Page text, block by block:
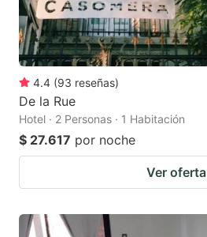
the
keyboard
shortcuts
for
changing
dates.
4.4 (93 reseñas)
De la Rue
Hotel · 2 Personas · 1 Habitación
$ 27.617 por noche
Ver oferta